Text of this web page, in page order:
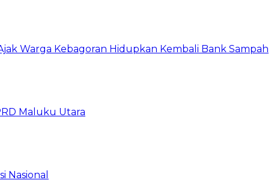
Warga Kebagoran Hidupkan Kembali Bank Sampah
Maluku Utara
Nasional